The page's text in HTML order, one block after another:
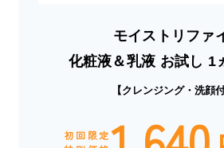
モイストリファ
化粧液＆乳液 お試し 1
【クレンジング・洗顔付
初回限定